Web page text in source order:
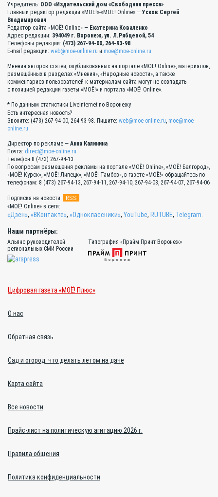
Учредитель: ООО «Издательский дом «Свободная пресса»
Главный редактор редакции «МОЁ!»-«МОЁ! Online» — Усков Сергей
Владимирович
Редактор сайта «МОЁ! Online» — Екатерина Коваленко
Адрес редакции: 394049 г. Воронеж, ул. Л.Рябцевой, 54
Телефоны редакции: (473) 267-94-00, 264-93-98
E-mail редакции: web@moe-online.ru и moe@moe-online.ru
Мнения авторов статей, опубликованных на портале «МОЁ! Online», материалов,
размещённых в разделах «Мнения», «Народные новости», а также
комментариев пользователей к материалам сайта могут не совпадать
с позицией редакции газеты «МОЁ!» и портала «МОЁ! Online».
* По данным статистики Liveinternet по Воронежу
Есть интересная новость?
Звоните: (473) 267-94-00, 264-93-98. Пишите: web@moe-online.ru moe@moe-
online.ru
Директор по рекламе — Анна Калинина
Почта: direct@moe-online.ru
Телефон 8 (473) 267-94-13
По вопросам размещения рекламы на портале «МОЁ! Online», «МОЁ! Белгород»,
«МОЁ! Курск», «МОЁ! Липецк», «МОЁ! Тамбов», в газете «МОЁ!» обращайтесь по
телефонам: 8 (473) 267-94-13, 267-94-11, 267-94-10, 267-94-08, 267-94-07, 267-94-06
Подписка на новости: RSS
«МОЁ! Online» в сети:
«Дзен», «ВКонтакте», «Одноклассники», YouTube, RUTUBE, Telegram
Наши партнёры:
Альянс руководителей
региональных СМИ России
Типография «Прайм Принт Воронеж»
Цифровая газета «МОЁ! Плюс»
О нас
Обратная связь
Сад и огород: что делать летом на даче
Карта сайта
Все новости
Прайс-лист на политическую агитацию 2026 г.
Правила общения
Политика конфиденциальности